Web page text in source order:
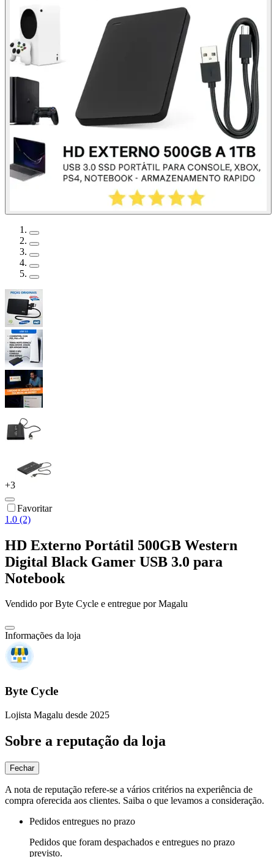
+3
Favoritar
1.0 (2)
HD Externo Portátil 500GB Western
Digital Black Gamer USB 3.0 para
Notebook
Vendido porByte Cycle e entregue por Magalu
Informações da loja
Byte Cycle
Lojista Magalu desde 2025
Sobre a reputação da loja
Fechar
A nota de reputação refere-se a vários critérios na experiência de
compra oferecida aos clientes. Saiba o que levamos a consideração.
Pedidos entregues no prazo
Pedidos que foram despachados e entregues no prazo
previsto.